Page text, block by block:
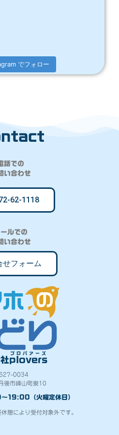
でフォロー
話での
い合わせ
62-1118
ルでの
い合わせ
せフォーム
plovers
プロバァーズ
0034
後市峰山町泉10
19:00（火曜定休日）
憩により受付対象外です。